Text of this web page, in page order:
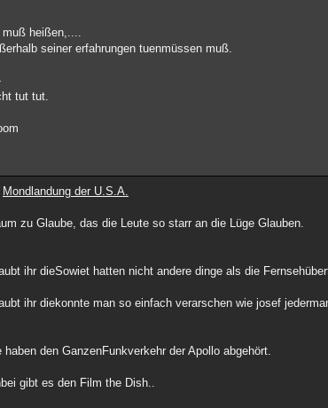
muß heißen,....
seiner erfahrungen tuenmüssen muß.
tut tut.
Mondlandung der U.S.A.
zu Glaube, das die Leute so starr an die Lüge Glauben.
ihr dieSowiet hatten nicht andere dinge als die
ihr diekonnte man so einfach verarschen wie josef
haben den GanzenFunkverkehr der Apollo abgehört.
gibt es den Film the Dish..